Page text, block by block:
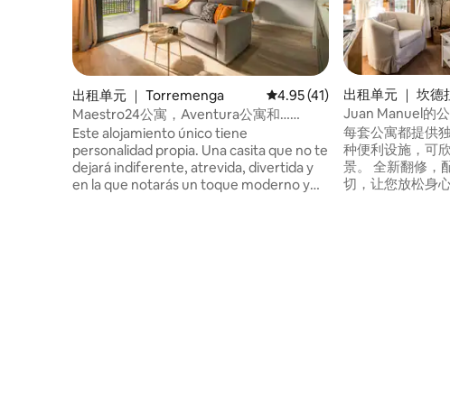
出租单元 ｜ Torremenga 平均评分 4.95 分（满分 5 分）
4.95 (41)
Maestro24公寓，Aventura公寓和……
Este alojamiento único tiene
personalidad propia. Una casita que no te
dejará indiferente, atrevida, divertida y
en la que notarás un toque moderno y
出租单元 ｜ 坎德
Juan Manuel的
每套公寓都提供
种便利设施，可
景。 全新翻修，
切，让您放松身心，